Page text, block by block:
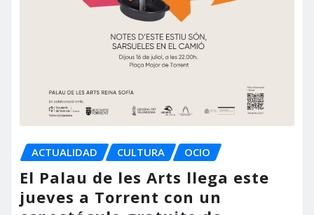
ACTUALIDAD CULTURA OCIO
El Palau de les Arts llega este
jueves a Torrent con un